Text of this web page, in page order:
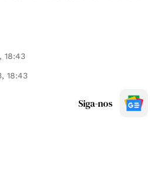
18:43
18:43
Siga-nos